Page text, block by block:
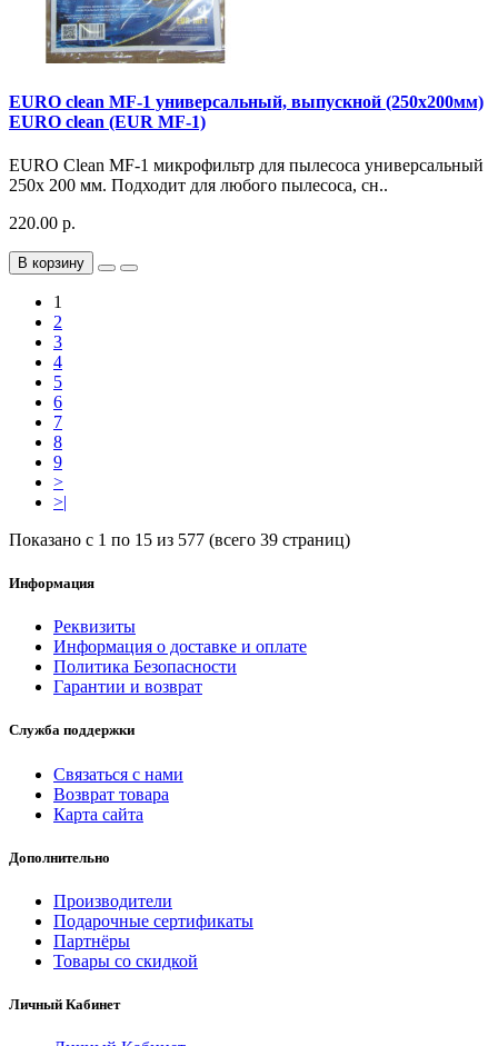
EURO clean MF-1 универсальный, выпускной (250х200мм)
EURO clean (EUR MF-1)
EURO Clean MF-1 микрофильтр для пылесоса универсальный
250х 200 мм. Подходит для любого пылесоса, сн..
220.00 р.
В корзину
1
2
3
4
5
6
7
8
9
>
>|
Показано с 1 по 15 из 577 (всего 39 страниц)
Информация
Реквизиты
Информация о доставке и оплате
Политика Безопасности
Гарантии и возврат
Служба поддержки
Связаться с нами
Возврат товара
Карта сайта
Дополнительно
Производители
Подарочные сертификаты
Партнёры
Товары со скидкой
Личный Кабинет